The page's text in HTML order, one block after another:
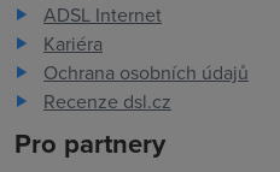
ADSL Internet
Kariéra
Ochrana osobních údajů
Recenze dsl.cz
Pro partnery